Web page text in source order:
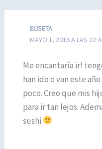
ELISETA
MAYO 1, 2016 A LAS
Me encantaría ir!
han ido o van este
poco. Creo que mis
para ir tan lejos.
sushi